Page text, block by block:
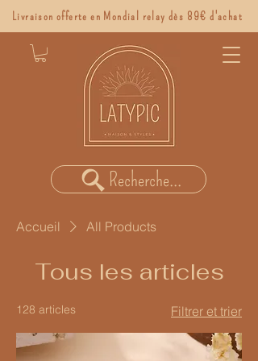
Recherche...
Livraison offerte en Mondial relay dès 89€ d'achat
Accueil All Products
Tous les articles
128 articles Filtrer et trier